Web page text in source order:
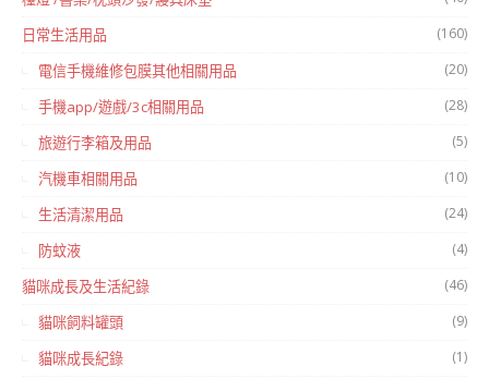
日常生活用品 (160)
電信手機維修包膜其他相關用品 (20)
手機app/遊戲/3c相關用品 (28)
旅遊行李箱及用品 (5)
汽機車相關用品 (10)
生活清潔用品 (24)
防蚊液 (4)
貓咪成長及生活紀錄 (46)
貓咪飼料罐頭 (9)
貓咪成長紀錄 (1)